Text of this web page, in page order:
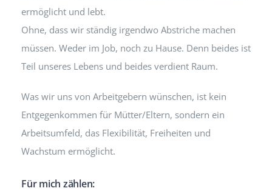
ermöglicht und lebt.
Ohne, dass wir ständig irgendwo Abstriche machen
müssen. Weder im Job, noch zu Hause. Denn beides ist
Teil unseres Lebens und beides verdient Raum.
Was wir uns von Arbeitgebern wünschen, ist kein
Entgegenkommen für Mütter/Eltern, sondern ein
Arbeitsumfeld, das Flexibilität, Freiheiten und
Wachstum ermöglicht.
Für mich zählen: